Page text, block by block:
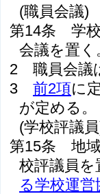
(職員会議)
第14条
学
会議を置く
2
職員会議
3
前2項に
が定める。
(学校評議
第15条
地
校評議員
る学校運